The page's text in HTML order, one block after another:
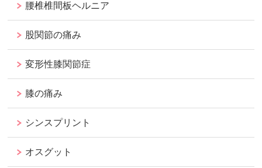
腰椎椎間板ヘルニア
股関節の痛み
変形性膝関節症
膝の痛み
シンスプリント
オスグット